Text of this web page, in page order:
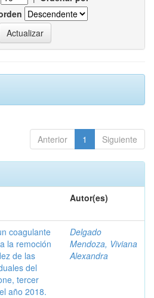
Anterior 1 Siguiente
Autor(es)
coagulante
la remoción
de las
del
tercer
año 2018.
Delgado
Mendoza, Viviana
Alexandra